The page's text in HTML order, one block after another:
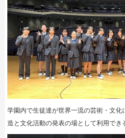
学園内で生徒達が世界一流の芸術・文
造と文化活動の発表の場として利用でき